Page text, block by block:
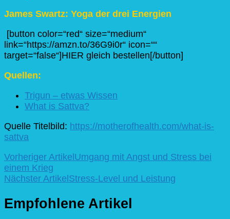
James Swartz: Yoga der drei Energien
[button color=“red“ size=“medium“
link=“https://amzn.to/36G9i0r“ icon=““
target=“false“]HIER gleich bestellen[/button]
Quellen:
Trigun – etwas Wissen
What is Sattva?
Quelle Titelbild: https://motherofhealth.com/what-is-
sattva
Beitragsnavigation
Vorheriger Artikel Umgang mit Angst und Stress bei
einem Krieg
Nächster Artikel Stress-Level und Leistung
Empfohlene Artikel